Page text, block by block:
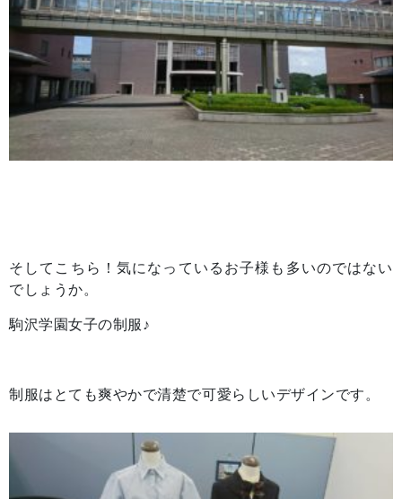
そしてこちら！気になっているお子様も多いのではない
でしょうか。
駒沢学園女子の制服♪
制服はとても爽やかで清楚で可愛らしいデザインです。